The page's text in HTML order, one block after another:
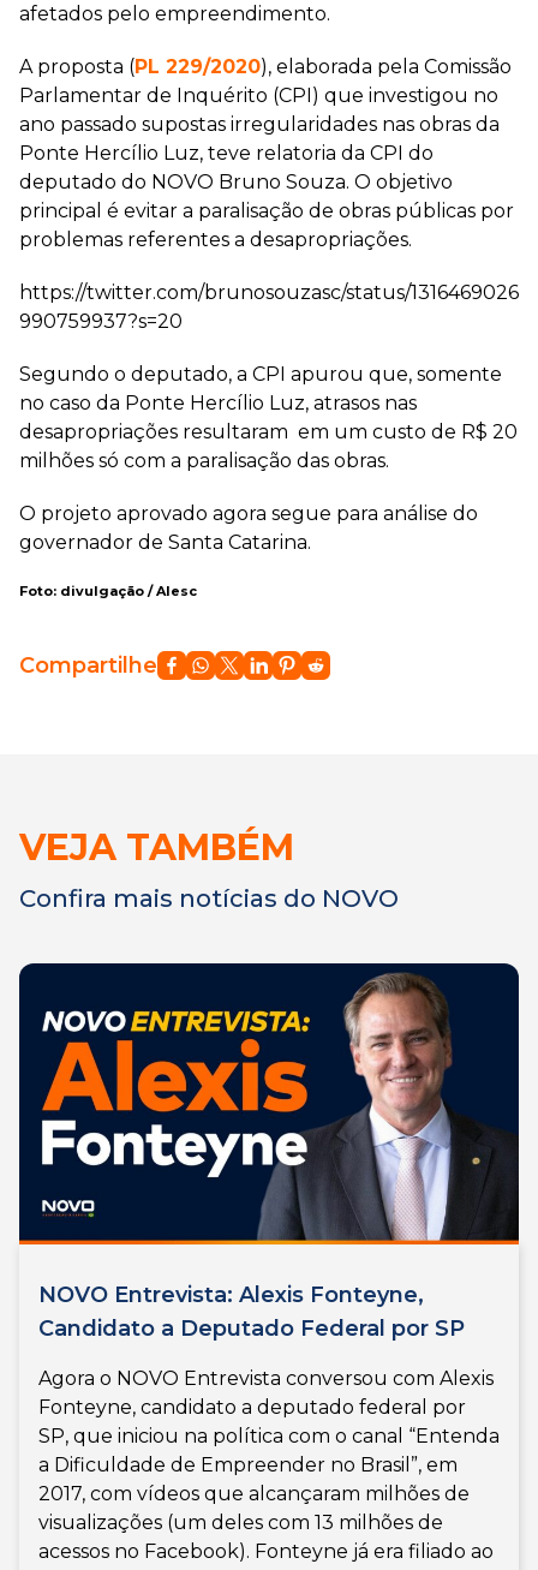
afetados pelo empreendimento.
A proposta (PL 229/2020), elaborada pela Comissão
Parlamentar de Inquérito (CPI) que investigou no
ano passado supostas irregularidades nas obras da
Ponte Hercílio Luz, teve relatoria da CPI do
deputado do NOVO Bruno Souza. O objetivo
principal é evitar a paralisação de obras públicas por
problemas referentes a desapropriações.
https://twitter.com/brunosouzasc/status/1316469026
990759937?s=20
Segundo o deputado, a CPI apurou que, somente
no caso da Ponte Hercílio Luz, atrasos nas
desapropriações resultaram em um custo de R$ 20
milhões só com a paralisação das obras.
O projeto aprovado agora segue para análise do
governador de Santa Catarina.
Foto: divulgação / Alesc
Compartilhe
VEJA TAMBÉM
Confira mais notícias do NOVO
NOVO Entrevista: Alexis Fonteyne,
Candidato a Deputado Federal por SP
Agora o NOVO Entrevista conversou com Alexis
Fonteyne, candidato a deputado federal por
SP, que iniciou na política com o canal “Entenda
a Dificuldade de Empreender no Brasil”, em
2017, com vídeos que alcançaram milhões de
visualizações (um deles com 13 milhões de
acessos no Facebook). Fonteyne já era filiado ao